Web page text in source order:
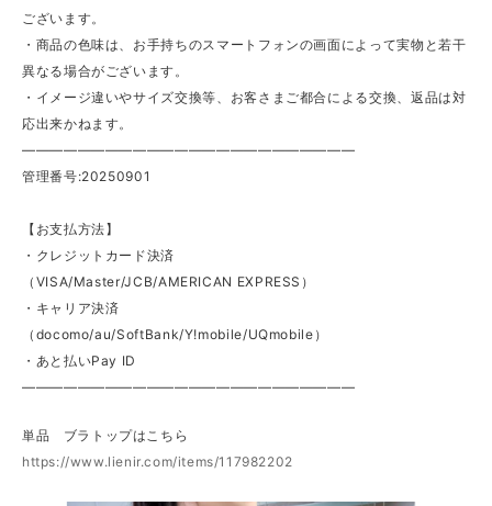
ございます。
・商品の色味は、お手持ちのスマートフォンの画面によって実物と若干
異なる場合がございます。
・イメージ違いやサイズ交換等、お客さまご都合による交換、返品は対
応出来かねます。
————————————————————————
管理番号:20250901
【お支払方法】
・クレジットカード決済
（VISA/Master/JCB/AMERICAN EXPRESS）
・キャリア決済
（docomo/au/SoftBank/Y!mobile/UQmobile）
・あと払いPay ID
————————————————————————
単品 ブラトップはこちら
https://www.lienir.com/items/117982202